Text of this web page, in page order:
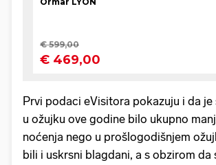
Prvi podaci eVisitora pokazuju i da je
u ožujku ove godine bilo ukupno
noćenja nego u prošlogodišnjem
bili i uskrsni blagdani, a s obzirom da